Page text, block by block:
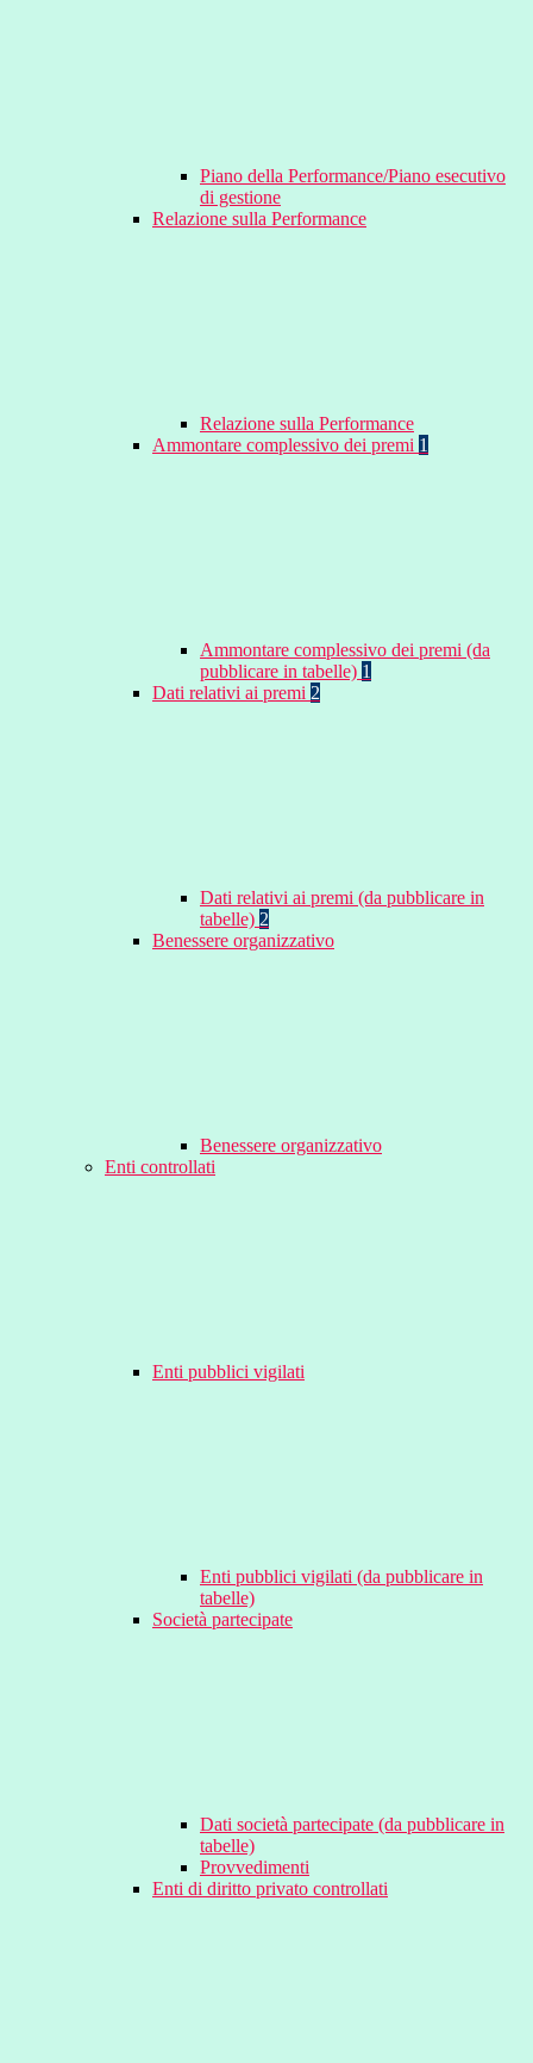
Piano della Performance/Piano esecutivo
di gestione
Relazione sulla Performance
Relazione sulla Performance
Ammontare complessivo dei premi 1
Ammontare complessivo dei premi (da
pubblicare in tabelle) 1
Dati relativi ai premi 2
Dati relativi ai premi (da pubblicare in
tabelle) 2
Benessere organizzativo
Benessere organizzativo
Enti controllati
Enti pubblici vigilati
Enti pubblici vigilati (da pubblicare in
tabelle)
Società partecipate
Dati società partecipate (da pubblicare in
tabelle)
Provvedimenti
Enti di diritto privato controllati